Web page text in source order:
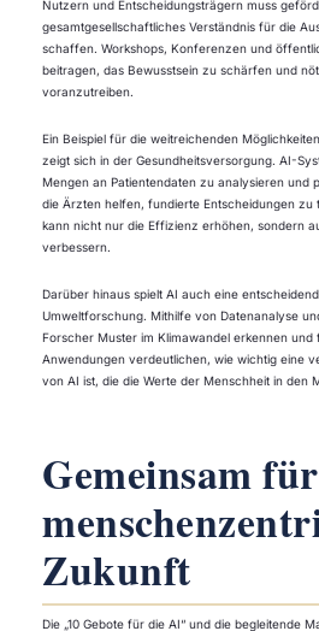
Nutzern und Entscheidungsträgern muss
gesamtgesellschaftliches Verständnis für die
schaffen. Workshops, Konferenzen und
beitragen, das Bewusstsein zu schärfen und
voranzutreiben.
Ein Beispiel für die weitreichenden
zeigt sich in der Gesundheitsversorgung. AI-
Mengen an Patientendaten zu analysieren und
die Ärzten helfen, fundierte Entscheidungen zu
kann nicht nur die Effizienz erhöhen, sondern
verbessern.
Darüber hinaus spielt AI auch eine
Umweltforschung. Mithilfe von Datenanalyse
Forscher Muster im Klimawandel erkennen
Anwendungen verdeutlichen, wie wichtig eine
von AI ist, die die Werte der Menschheit in den
Gemeinsam
Zukunft
Die „10 Gebote für die AI“ und die begleitende